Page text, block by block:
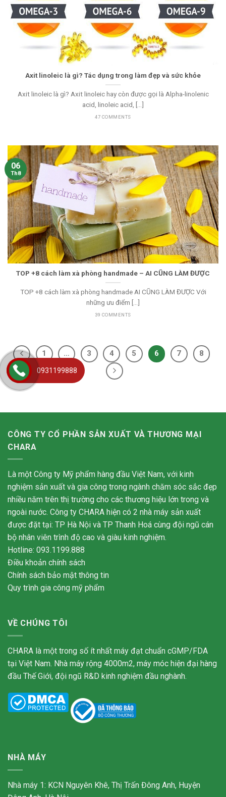
Axit linoleic là gì? Tác dụng trong làm đẹp và sức khỏe
Axit linoleic là gì? Axit linoleic hay còn được gọi là Alpha-linolenic
acid, linoleic acid, [...]
47 COMMENTS
TOP +8 cách làm xà phòng handmade – AI CŨNG LÀM ĐƯỢC
TOP +8 cách làm xà phòng handmade AI CŨNG LÀM ĐƯỢC Với
những ưu điểm [...]
39 COMMENTS
06
Th8
1 … 3 4 5 6 7 8
CÔNG TY CỔ PHẦN SẢN XUẤT VÀ THƯƠNG MẠI
CHARA
Là một Công ty Mỹ phẩm hàng đầu Việt Nam, với kinh
nghiệm sản xuất và gia công trong ngành chăm sóc sắc đẹp
nhiều năm trên thị trường cho các thương hiệu lớn trong và
ngoài nước. Công ty CHARA hiện có 2 nhà máy sản xuất
được đặt tại: TP Hà Nội và TP Thanh Hoá cùng đội ngũ cán
bộ nhân viên trình độ cao và giàu kinh nghiệm.
Hotline: 093.1199.888
Điều khoản chính sách
Chính sách bảo mật thông tin
Quy trình gia công mỹ phẩm
VỀ CHÚNG TÔI
CHARA là một trong số ít nhất máy đạt chuẩn cGMP/FDA
tại Việt Nam. Nhà máy rộng 4000m2, máy móc hiện đại hàng
đầu Thế Giới, đội ngũ R&D kinh nghiệm đầu nghành.
NHÀ MÁY
Nhà máy 1: KCN Nguyên Khê, Thị Trấn Đông Anh, Huyện
0931199888